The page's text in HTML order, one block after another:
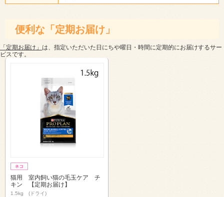
便利な「定期お届け」
「定期お届け」 は、指定いただいた日にちや曜日・時間に定期的にお届けするサー
ビスです。
猫用 室内飼い猫の毛玉ケア チ
キン 【定期お届け】
1.5kg (ドライ)